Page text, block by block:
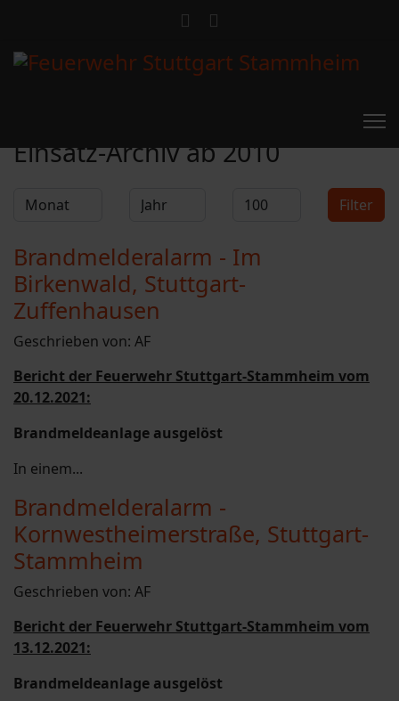
Einsatz-Archiv ab 2010
Filter
Monat Jahr Anzeige # Filter
Brandmelderalarm - Im
Birkenwald, Stuttgart-
Zuffenhausen
Geschrieben von: AF
Bericht der Feuerwehr Stuttgart-Stammheim vom
20.12.2021:
Brandmeldeanlage ausgelöst
In einem...
Brandmelderalarm -
Kornwestheimerstraße, Stuttgart-
Stammheim
Geschrieben von: AF
Bericht der Feuerwehr Stuttgart-Stammheim vom
13.12.2021:
Brandmeldeanlage ausgelöst